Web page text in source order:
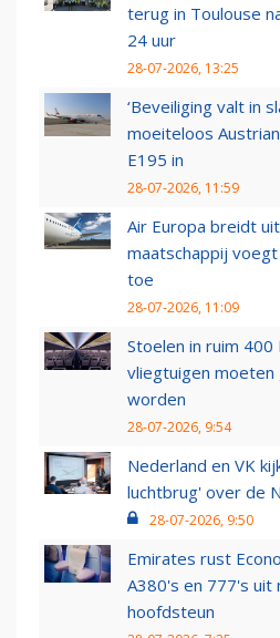
terug in Toulouse
24 uur
28-07-2026, 13:25
‘Beveiliging valt in
moeiteloos
E195 in
28-07-2026, 11:59
Air Europa breidt
maatschappij
toe
28-07-2026, 11:09
Stoelen in ruim 400
vliegtuigen
worden
28-07-2026, 9:54
Nederland en VK
luchtbrug' over de
28-07-2026, 9:50
Emirates rust
A380's en 777's uit
hoofdsteun